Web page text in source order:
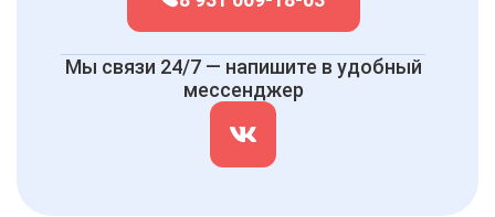
Мы связи 24/7 — напишите в удобный
мессенджер